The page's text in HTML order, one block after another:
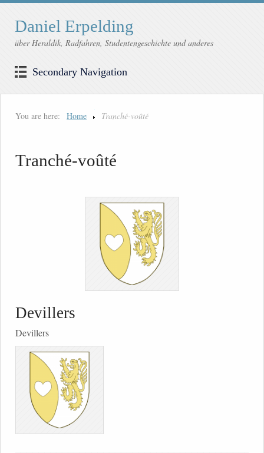
Daniel Erpelding
über Heraldik, Radfahren, Studentengeschichte und anderes
Secondary Navigation
You are here: Home Tranché-voûté
Tranché-voûté
Devillers
Devillers